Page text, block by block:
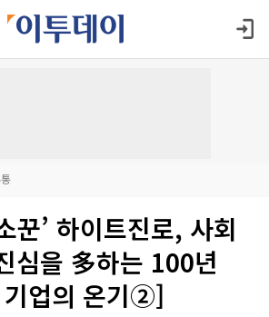
꾼’ 하이트진로, 사회
심을 多하는 100년
업의 온기②]